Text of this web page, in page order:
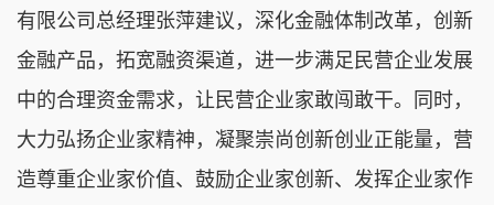
有限公司总经理张萍建议，深化金融体制改革，创新
金融产品，拓宽融资渠道，进一步满足民营企业发展
中的合理资金需求，让民营企业家敢闯敢干。同时，
大力弘扬企业家精神，凝聚崇尚创新创业正能量，营
造尊重企业家价值、鼓励企业家创新、发挥企业家作